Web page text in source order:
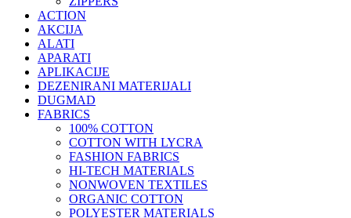
ACTION
AKCIJA
ALATI
APARATI
APLIKACIJE
DEZENIRANI MATERIJALI
DUGMAD
FABRICS
100% COTTON
COTTON WITH LYCRA
FASHION FABRICS
HI-TECH MATERIALS
NONWOVEN TEXTILES
ORGANIC COTTON
POLYESTER MATERIALS